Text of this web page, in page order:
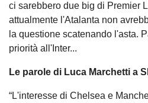
ci sarebbero due big di Premier
attualmente l'Atalanta non
la questione scatenando l'asta.
priorità all'Inter...
Le parole di Luca Marchetti a
“L'interesse di Chelsea e